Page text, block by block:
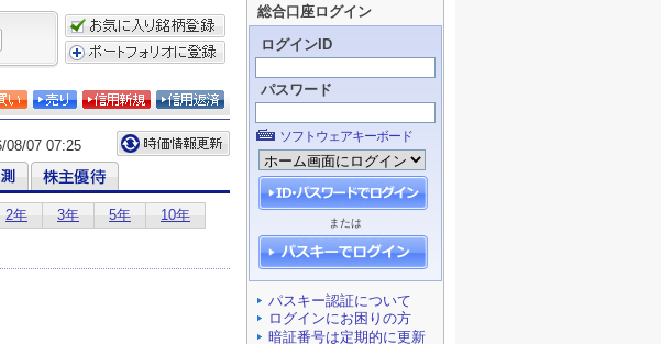
総合口座ログイン
ログインID
パスワード
ソフトウェアキーボード
または
パスキー認証について
ログインにお困りの方
暗証番号は定期的に更新